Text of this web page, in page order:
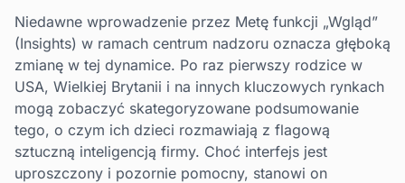
Niedawne wprowadzenie przez Metę funkcji „Wgląd”
(Insights) w ramach centrum nadzoru oznacza głęboką
zmianę w tej dynamice. Po raz pierwszy rodzice w
USA, Wielkiej Brytanii i na innych kluczowych rynkach
mogą zobaczyć skategoryzowane podsumowanie
tego, o czym ich dzieci rozmawiają z flagową
sztuczną inteligencją firmy. Choć interfejs jest
uproszczony i pozornie pomocny, stanowi on